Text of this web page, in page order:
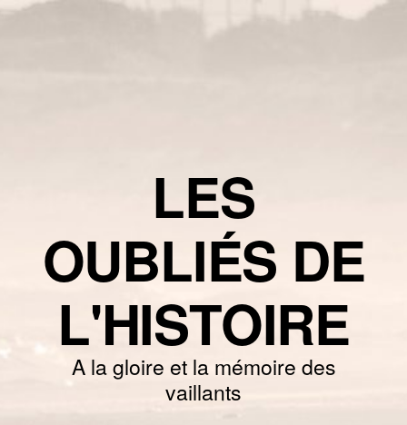
LES
OUBLIÉS DE
L'HISTOIRE
A la gloire et la mémoire des
vaillants